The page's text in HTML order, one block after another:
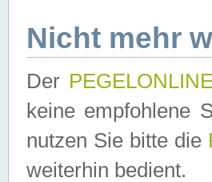
Nicht mehr
Der
keine empfohlene
nutzen Sie bitte die
weiterhin bedient.